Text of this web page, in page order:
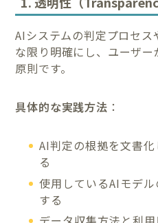
AIシステムの判定プロセ
な限り明確にし、ユーザ
原則です。
具体的な実践方法 ：
AI判定の根拠を文書
る
使用しているAIモデ
する